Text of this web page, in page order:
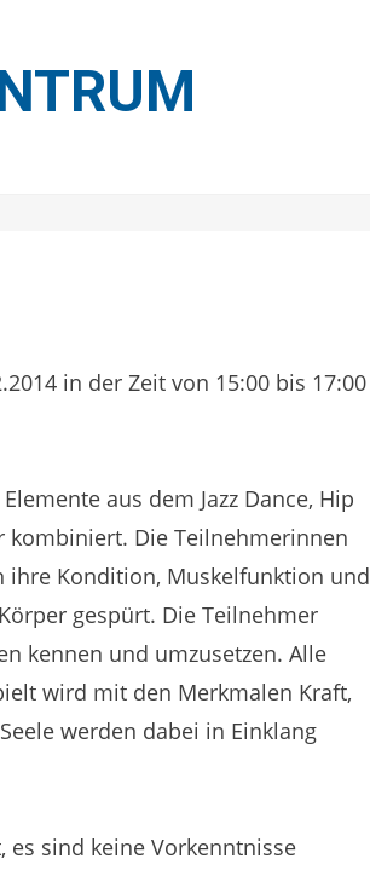
in der Zeit von 15:00 bis 17:00
aus dem Jazz Dance, Hip
kombiniert. Die Teilnehmerinnen
ihre Kondition, Muskelfunktion und
gespürt. Die Teilnehmer
kennen und umzusetzen. Alle
wird mit den Merkmalen Kraft,
werden dabei in Einklang
es sind keine Vorkenntnisse